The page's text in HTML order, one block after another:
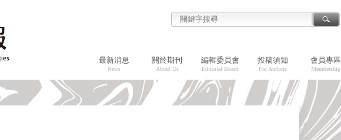
最新消息
News
關於期刊
About Us
編輯委員會
Editorial Board
投稿須知
For Authors
會員專區
Membership